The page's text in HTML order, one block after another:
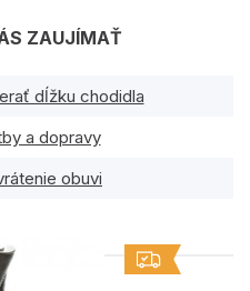
ZAUJÍMAŤ
dĺžku chodidla
a dopravy
obuvi